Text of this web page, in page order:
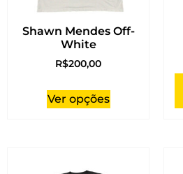
Shawn Mendes Off-
White
R$200,00
Ver opções